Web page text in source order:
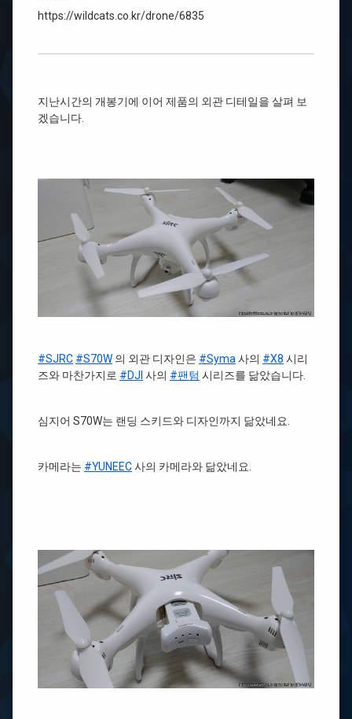
https://wildcats.co.kr/drone/6835
지난시간의 개봉기에 이어 제품의 외관 디테일을 살펴 보
겠습니다.
#SJRC #S70W 의 외관 디자인은 #Syma 사의 #X8 시리
즈와 마찬가지로 #DJI 사의 #팬텀 시리즈를 닮았습니다.
심지어 S70W는 랜딩 스키드와 디자인까지 닮았네요.
카메라는 #YUNEEC사의 카메라와 닮았네요.